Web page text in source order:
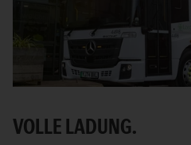
VOLLE LADUNG.